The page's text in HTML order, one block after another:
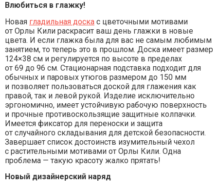
Влюбиться в глажку!
Новая гладильная доска с цветочными мотивами
от Орлы Кили раскрасит ваш день глажки в новые
цвета. И если глажка была для вас не самым любимым
занятием, то теперь это в прошлом. Доска имеет размер
124×38 см и регулируется по высоте в пределах
от 69 до 96 см. Стационарная подставка подходит для
обычных и паровых утюгов размером до 150 мм
и позволяет пользоваться доской для глажения как
правой, так и левой рукой. Изделие исключительно
эргономично, имеет устойчивую рабочую поверхность
и прочные противоскользящие защитные колпачки.
Имеется фиксатор для переноски и защита
от случайного складывания для детской безопасности.
Завершает список достоинств изумительный чехол
с растительными мотивами от Орлы Кили. Одна
проблема — такую красоту жалко прятать!
Новый дизайнерский наряд